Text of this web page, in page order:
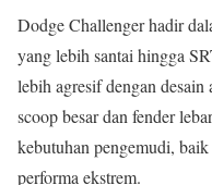
Dodge Challenger hadir
yang lebih santai hingga
lebih agresif dengan desain
scoop besar dan fender
kebutuhan pengemudi,
performa ekstrem.